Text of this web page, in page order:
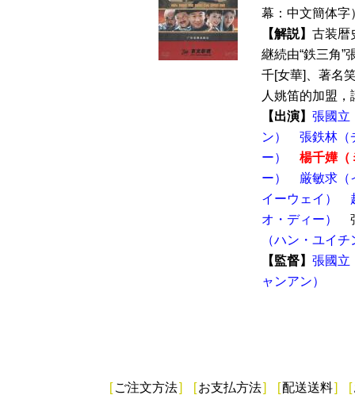
幕：中文簡体字
【解説】 古装暦
継続由“鉄三角”
千[女華]、著名
人姚笛的加盟，
【出演】 張國立
ン）
張鉄林（
ー）
楊千嬅（
ー）
厳敏求（
イーウェイ）
オ・ディー）
（ハン・ユイチ
【監督】 張國立
ャンアン）
[ ご注文方法] [お支払方法] [配送送料] [